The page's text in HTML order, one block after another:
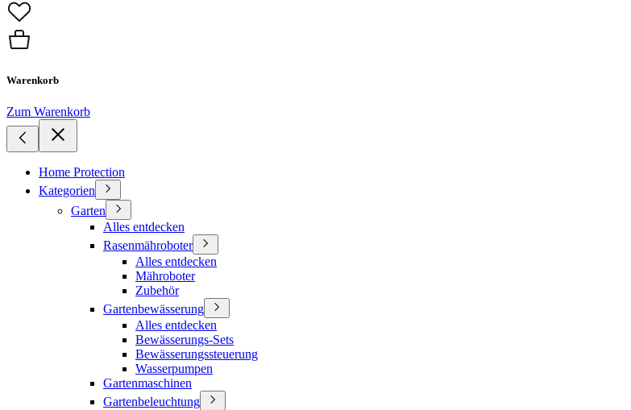
Warenkorb
Zum Warenkorb
Home Protection
Kategorien
Garten
Alles entdecken
Rasenmähroboter
Alles entdecken
Mähroboter
Zubehör
Gartenbewässerung
Alles entdecken
Bewässerungs-Sets
Bewässerungssteuerung
Wasserpumpen
Gartenmaschinen
Gartenbeleuchtung